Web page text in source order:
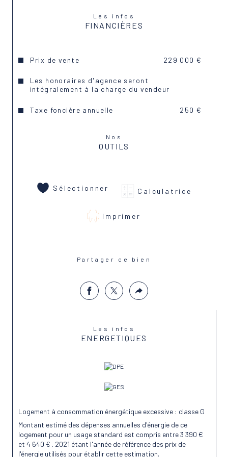
Les infos
FINANCIÈRES
Prix de vente 229 000 €
Les honoraires d'agence seront
intégralement à la charge du vendeur
Taxe foncière annuelle 250 €
Nos
OUTILS
Sélectionner Calculatrice
Imprimer
Partager ce bien
Les infos
ENERGETIQUES
Logement à consommation énergétique excessive : classe G
Montant estimé des dépenses annuelles d'énergie de ce
logement pour un usage standard est compris entre 3 390 €
et 4 640 € . 2021 étant l'année de référence des prix de
l'énergie utilisés pour établir cette estimation.